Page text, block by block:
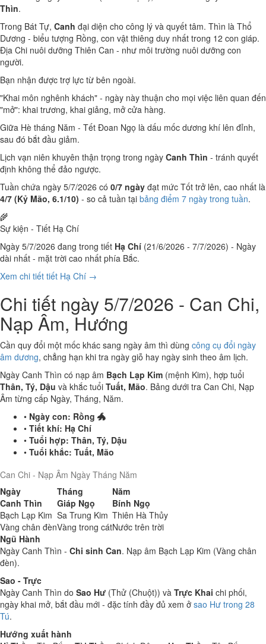
Thìn.
Trong Bát Tự, Canh đại diện cho công lý và quyết tâm. Thìn là Thổ
Dương - biểu tượng Rồng, con vật thiêng duy nhất trong 12 con giáp.
Địa Chi nuôi dưỡng Thiên Can - như môi trường nuôi dưỡng con
người.
Bạn nhận được trợ lực từ bên ngoài.
"Khai môn nghênh khách" - ngày này thuận cho mọi việc liên quan đến
"mở": khai trương, khai giảng, mở cửa hàng.
Giữa Hè tháng Năm - Tết Đoan Ngọ là dấu mốc dương khí lên đỉnh,
sau đó bắt đầu giảm.
Lịch vạn niên khuyên thận trọng trong ngày Canh Thìn - tránh quyết
định không thể đảo ngược.
Tuần chứa ngày 5/7/2026 có 0/7 ngày đạt mức Tốt trở lên, cao nhất là
4/7 (Kỷ Mão, 6.1/10) - so cả tuần tại bảng điểm 7 ngày trong tuần.
🌾
Sự kiện - Tiết Hạ Chí
Ngày 5/7/2026 đang trong tiết Hạ Chí (21/6/2026 - 7/7/2026) - Ngày
dài nhất - mặt trời cao nhất phía Bắc.
Xem chi tiết tiết Hạ Chí →
Chi tiết ngày 5/7/2026 - Can Chi,
Nạp Âm, Hướng
Cần quy đổi một mốc khác sang ngày âm thì dùng công cụ đổi ngày
âm dương, chẳng hạn khi tra ngày giỗ hay ngày sinh theo âm lịch.
Ngày Canh Thìn có nạp âm Bạch Lạp Kim (mệnh Kim), hợp tuổi
Thân, Tý, Dậu và khắc tuổi Tuất, Mão. Bảng dưới tra Can Chi, Nạp
Âm từng cấp Ngày, Tháng, Năm.
• Ngày con: Rồng 🐲
• Tiết khí: Hạ Chí
• Tuổi hợp: Thân, Tý, Dậu
• Tuổi khắc: Tuất, Mão
Can Chi - Nạp Âm Ngày Tháng Năm
Ngày
Tháng
Năm
Canh Thìn
Giáp Ngọ
Bính Ngọ
Bạch Lạp Kim Sa Trung Kim Thiên Hà Thủy
Vàng chân đènVàng trong cátNước trên trời
Ngũ Hành
Ngày Canh Thìn - Chi sinh Can. Nạp âm Bạch Lạp Kim (Vàng chân
đèn).
Sao - Trực
Ngày Canh Thìn do Sao Hư (Thử (Chuột)) và Trực Khai chi phối,
ngày khai mở, bắt đầu mới - đặc tính đầy đủ xem ở sao Hư trong 28
Tú.
Hướng xuất hành